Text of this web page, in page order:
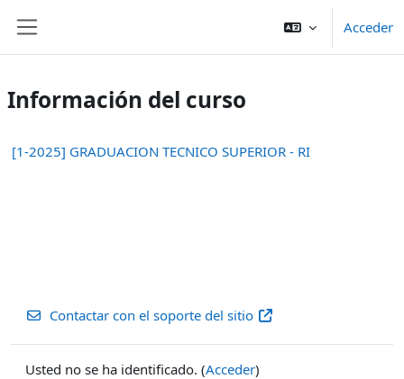
Acceder
Información del curso
[1-2025] GRADUACION TECNICO SUPERIOR - RI
Contactar con el soporte del sitio
Usted no se ha identificado. (Acceder)